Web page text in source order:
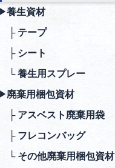
▶︎養生資材
├ テープ
├ シート
└ 養生用スプレー
▶︎廃棄⽤梱包資材
├ アスベスト廃棄用袋
├ フレコンバッグ
└ その他廃棄用梱包資材